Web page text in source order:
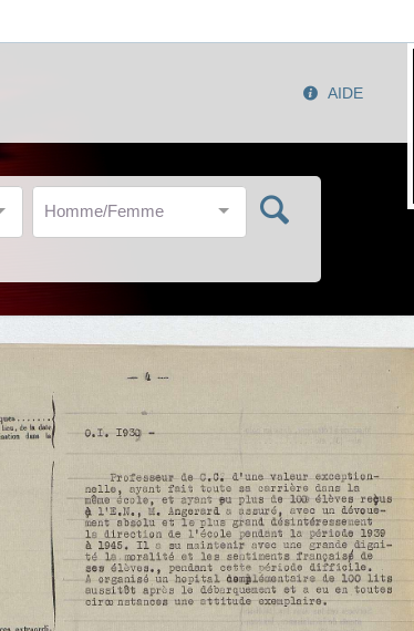
AIDE
Homme/Femme